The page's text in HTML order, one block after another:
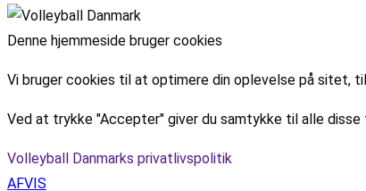
Denne hjemmeside bruger cookies
Vi bruger cookies til at optimere din oplevelse på sitet,
Ved at trykke "Accepter" giver du samtykke til alle
Volleyball Danmarks privatlivspolitik
AFVIS